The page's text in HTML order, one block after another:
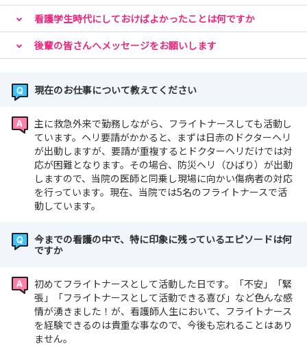
看護学生時代にしておけばよかったことは何ですか
後輩の皆さんへメッセージをお願いします
現在のお仕事について教えてください
主に救急外来で勤務しながら、フライトナースしても活動し
ています。ヘリ要請がかかると、まずは日赤のドクターヘリ
が出動しますが、要請が重複するとドクターヘリだけでは対
応が困難となります。その場合、防災ヘリ（ひばり）が出動
しますので、当院の医師と同乗し現場に向かい傷病者の対応
を行っています。現在、当院では5名のフライトナースで活
動しています。
今までの看護の中で、特に印象に残っているエピソードは何
ですか
初めてフライトナースとして活動した日です。「不安」「緊
張」「フライトナースとして活動できる喜び」など色んな感
情が湧きました！が、看護師人生において、フライトナース
を経験できるのは貴重な事なので、今後も忘れることはあり
ません。